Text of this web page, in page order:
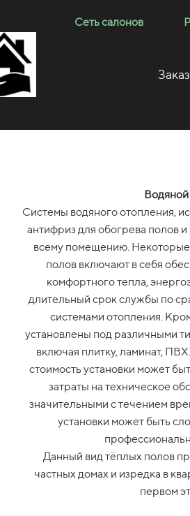
Сеть салонов
Системы водяного отопления,
антифриз для обогрева полов
всему помещению.
полов включают в себя
комфортного тепла,
длительный срок службы по
системами отопления.
установлены под различными
включая плитку, ламинат,
стоимость установки может
затраты на техническое
значительными с течением
установки может быть
Данный вид тёплых полов
частных домах и изредка в
первом